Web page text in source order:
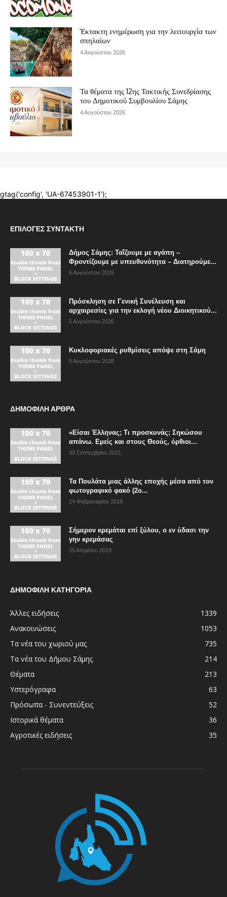
ΕΠΙΛΟΓΈΣ ΣΥΝΤΆΚΤΗ
Δήμος Σάμης: Ταΐζουμε με αγάπη –
Φροντίζουμε με υπευθυνότητα – Διατηρούμε...
6 Αυγούστου 2026
Πρόσκληση σε Γενική Συνέλευση και
αρχαιρεσίες για την εκλογή νέου Διοικητικού...
5 Αυγούστου 2026
Κυκλοφοριακές ρυθμίσεις απόψε στη Σάμη
5 Αυγούστου 2026
ΔΗΜΟΦΙΛΗ ΑΡΘΡΑ
«Είσαι Έλληνας; Τι προσκυνάς; Σηκώσου
απάνω. Εμείς και στους Θεούς, όρθιοι...
30 Σεπτεμβρίου 2021
Τα Πουλάτα μιας άλλης εποχής μέσα από τον
φωτογραφικό φακό (2ο...
24 Φεβρουαρίου 2018
Σήμερον κρεμάται επί ξύλου, ο εν ύδασι την
γην κρεμάσας
25 Απριλίου 2019
ΔΗΜΟΦΙΛΗ ΚΑΤΗΓΟΡΙΑ
Άλλες ειδήσεις
1339
Ανακοινώσεις
1053
Τα νέα του χωριού μας
735
Τα νέα του Δήμου Σάμης
214
Θέματα
213
Υστερόγραφα
63
Πρόσωπα - Συνεντεύξεις
52
Ιστορικά θέματα
36
Αγροτικές ειδήσεις
35